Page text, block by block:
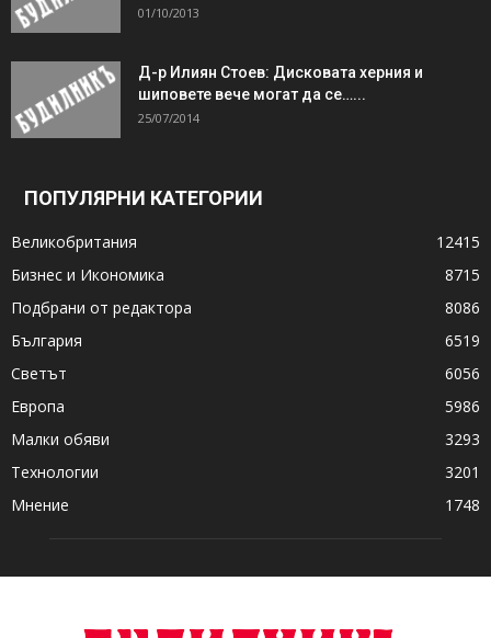
01/10/2013
Д-р Илиян Стоев: Дисковата херния и
шиповете вече могат да се…...
25/07/2014
ПОПУЛЯРНИ КАТЕГОРИИ
Великобритания
12415
Бизнес и Икономика
8715
Подбрани от редактора
8086
България
6519
Светът
6056
Европа
5986
Малки обяви
3293
Технологии
3201
Мнение
1748